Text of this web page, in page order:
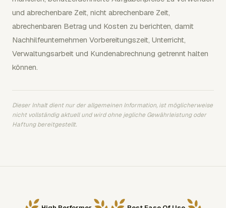
und abrechenbare Zeit, nicht abrechenbare Zeit,
abrechenbaren Betrag und Kosten zu berichten, damit
Nachhilfeunternehmen Vorbereitungszeit, Unterricht,
Verwaltungsarbeit und Kundenabrechnung getrennt halten
können.
Dieser Inhalt dient nur der allgemeinen Information, ist möglicherweise
nicht vollständig aktuell und wird ohne jegliche Gewährleistung oder
Haftung bereitgestellt.